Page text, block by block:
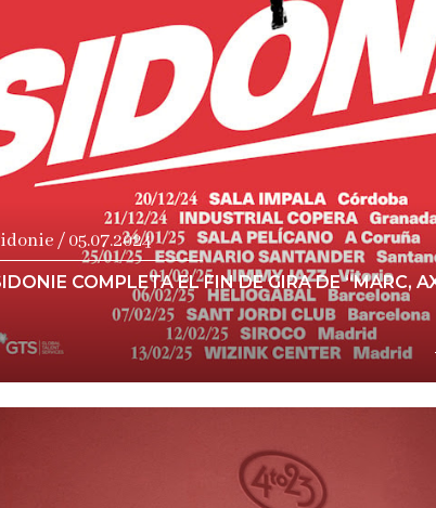
Ver noticia
/ 05.07.2024
COMPLETA EL FIN DE GIRA DE “MARC,